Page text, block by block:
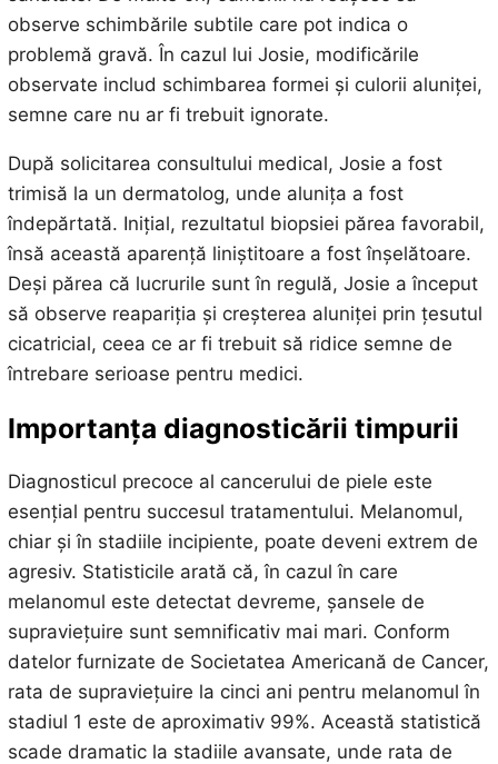
observe schimbările subtile care pot indica o
problemă gravă. În cazul lui Josie, modificările
observate includ schimbarea formei și culorii aluniței,
semne care nu ar fi trebuit ignorate.
După solicitarea consultului medical, Josie a fost
trimisă la un dermatolog, unde alunița a fost
îndepărtată. Inițial, rezultatul biopsiei părea favorabil,
însă această aparență liniștitoare a fost înșelătoare.
Deși părea că lucrurile sunt în regulă, Josie a început
să observe reapariția și creșterea aluniței prin țesutul
cicatricial, ceea ce ar fi trebuit să ridice semne de
întrebare serioase pentru medici.
Importanța diagnosticării timpurii
Diagnosticul precoce al cancerului de piele este
esențial pentru succesul tratamentului. Melanomul,
chiar și în stadiile incipiente, poate deveni extrem de
agresiv. Statisticile arată că, în cazul în care
melanomul este detectat devreme, șansele de
supraviețuire sunt semnificativ mai mari. Conform
datelor furnizate de Societatea Americană de Cancer,
rata de supraviețuire la cinci ani pentru melanomul în
stadiul 1 este de aproximativ 99%. Această statistică
scade dramatic la stadiile avansate, unde rata de